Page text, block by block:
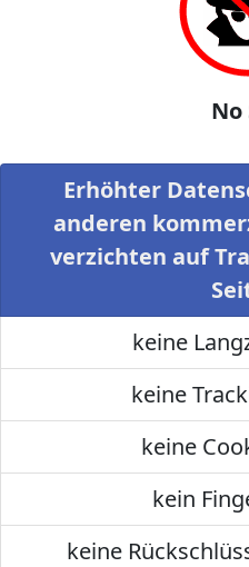
No
Erhöhter
anderen
verzichten auf
keine
keine
keine
kein
keine